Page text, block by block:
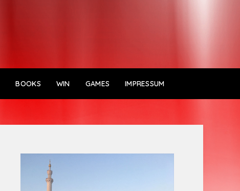
BOOKS WIN GAMES IMPRESSUM